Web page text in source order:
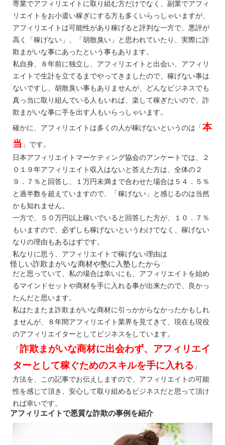
専業でアフィリエイトに取り組む方だけでなく、副業でアフィ
リエイトをお小遣い稼ぎにする方も多くいらっしゃいますが、
アフィリエイトは可能性があり稼げると評判な一方で、悪評が
高く「稼げない」、「胡散臭い」と思われていたり、実際に詐
欺まがいな事にあったという事もあります。
私自身、８年前に独立し、アフィリエイトと出会い、アフィリ
エイトで生計を立てるまでやってきましたので、稼げない事は
ないですし、胡散臭い事もありませんが、どんなビジネスでも
真っ当に取り組んでいる人もいれば、楽して稼ぎたいので、詐
欺まがいな事に手を出す人もいらっしゃいます。
確かに、アフィリエイトは多くの人が稼げないというのは「本
当 」です。
日本アフィリエイトマーケティング協会のアンケートでは、２
０１９年アフィリエイト収入はないと答えた方は、全体の２
９．７％と回答し、１万円未満まで合わせた場合は５４．５％
と過半数を超えていますので、「稼げない」と感じるのは当然
かも知れません。
一方で、５０万円以上稼いでいると回答した方が、１０．７％
もいますので、必ずしも稼げないというわけでなく、稼げない
なりの理由もあるはずです。
私なりに思う、アフィリエイトで稼げない理由は
怪しい詐欺まがいな商材や塾に入塾したから
だと思っていて、私の場合は幸いにも、アフィリエイトを始め
るマインドセットや商材を手に入れる事が出来たので、良かっ
たんだと思います。
私はたまたま詐欺まがいな商材に引っかからなかったかもしれ
ませんが、８年間アフィリエイト業界を見てきて、現在も現役
のアフィリエイターとしてビジネスをしています。
「詐欺まがいな商材に出会わず、アフィリエイ
ターとして稼ぐためのスキルを手に入れる 」
方法を、この記事でお伝えしますので、アフィリエイトの可能
性を感じて頂き、安心して取り組めるビジネスだと思って頂け
れば幸いです。
アフィリエイトで悪質な詐欺の事例を紹介